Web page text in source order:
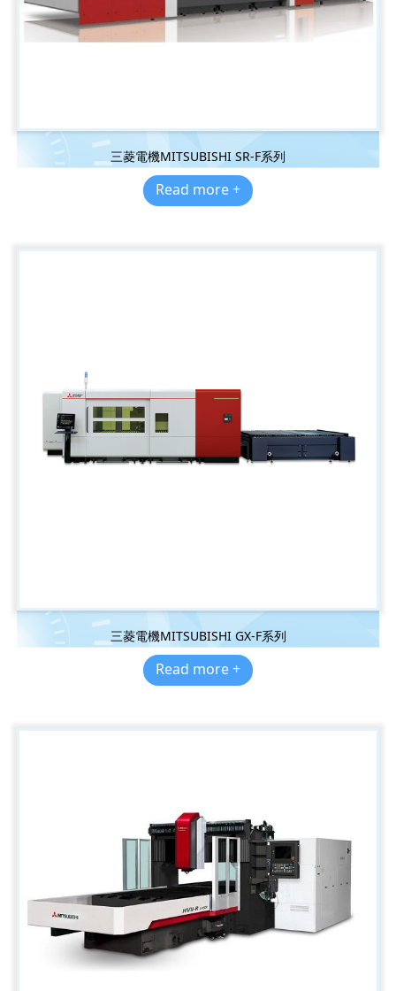
三菱電機MITSUBISHI SR-F系列
Read more +
三菱電機MITSUBISHI GX-F系列
Read more +